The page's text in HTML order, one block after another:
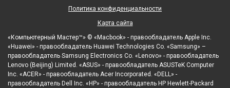
«Компьютерный Мастер™» © «Macbook» - правообладатель Apple Inc.
«Huawei» - правообладатель Huawei Technologies Co. «Samsung» –
правообладатель Samsung Electronics Co. «Lenovo» - правообладатель
Lenovo (Beijing) Limited. «ASUS» - правообладатель ASUSTeK Computer
Inc. «ACER» - правообладатель Acer Incorporated. «DELL» -
правообладатель Dell Inc. «HP» - правообладатель HP Hewlett-Packard
Политика конфиденциальности
Карта сайта